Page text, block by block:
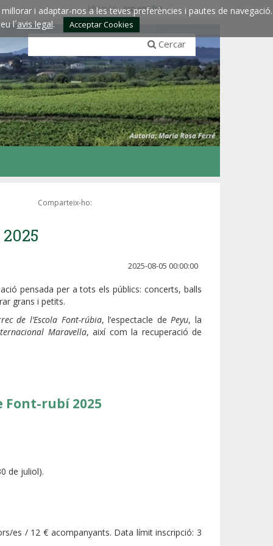
i adaptar-nos a les teves preferències i pautes de navegació.
l´avis legal. Acceptar Cookies
Idiomes:esp engfra
Cercar
Comparteix-ho:
2025-08-05 00:00:00
pensada per a tots els públics: concerts, balls
grans i petits.
de l’Escola Font-rúbia, l’espectacle dePeyu, la
Maravella, així com la recuperació de
Font-rubí 2025
de juliol).
es / 12 € acompanyants. Data límit inscripció: 3